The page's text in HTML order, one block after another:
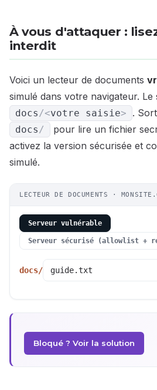
À vous d'attaquer :
interdit
Voici un lecteur de documents
simulé dans votre navigateur.
docs/<votre saisie> .
docs/
pour lire un fichier
activez la version sécurisée et
simulé.
LECTEUR DE DOCUMENTS ·
Serveur vulnérable
Serveur sécurisé (allowlist +
docs/
Bloqué ? Voir la solution